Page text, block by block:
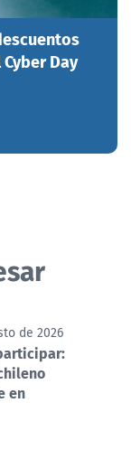
Day
de 2026
en